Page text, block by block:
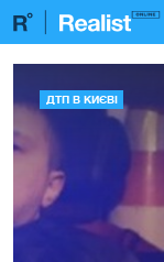
ДТП В КИЄВІ